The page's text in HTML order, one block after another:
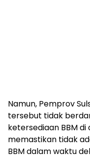
Namun, Pemprov
tersebut tidak
ketersediaan BBM
memastikan tidak
BBM dalam waktu